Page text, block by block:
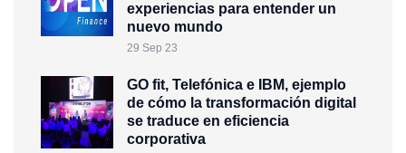
experiencias para entender un
nuevo mundo
29 Sep 23
GO fit, Telefónica e IBM, ejemplo
de cómo la transformación digital
se traduce en eficiencia
corporativa